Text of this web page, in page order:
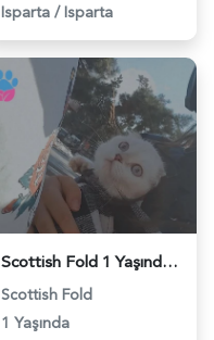
Isparta / Isparta
Scottish Fold 1 Yaşında Eş Arıyor - 118973620
Scottish Fold
1 Yaşında